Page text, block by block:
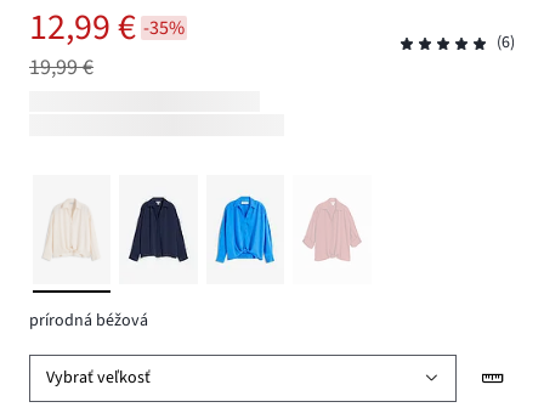
12,99 € -35%
19,99 €
(6)
prírodná béžová
Vybrať veľkosť